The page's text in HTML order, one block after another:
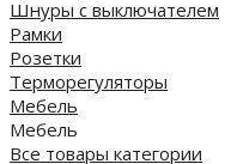
Шнуры с выключателем
Рамки
Розетки
Терморегуляторы
Мебель
Мебель
Все товары категории